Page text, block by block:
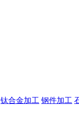
钛合金加工 钢件加工